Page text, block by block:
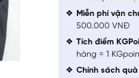
Miễn phí vận
500.000 VNĐ
Tích điểm
hàng = 1
Chính sách